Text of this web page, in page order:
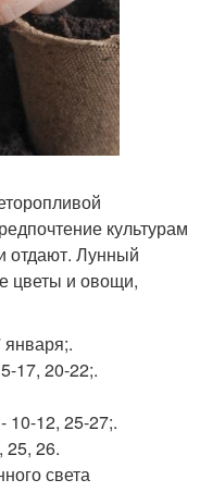
культурам
отдают. Лунный
цветы и овощи,
17, 20-22;.
10-12, 25-27;.
25, 26.
света